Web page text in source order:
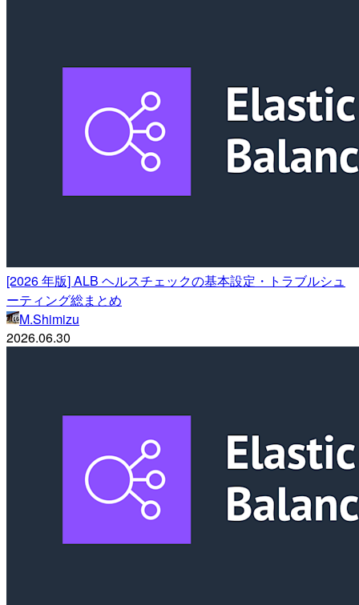
[2026 年版] ALB ヘルスチェックの基本設定・トラブルシュ
ーティング総まとめ
M.Shimizu
2026.06.30